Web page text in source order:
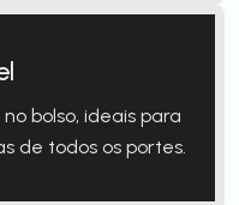
bolso, ideais para
de todos os portes.